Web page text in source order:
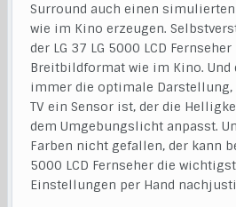
Surround auch einen
wie im Kino erzeugen.
der LG 37 LG 5000 LCD
Breitbildformat wie im Kino. Und
immer die optimale Darstellung,
TV ein Sensor ist, der die
dem Umgebungslicht anpasst.
Farben nicht gefallen, der kann
5000 LCD Fernseher die
Einstellungen per Hand